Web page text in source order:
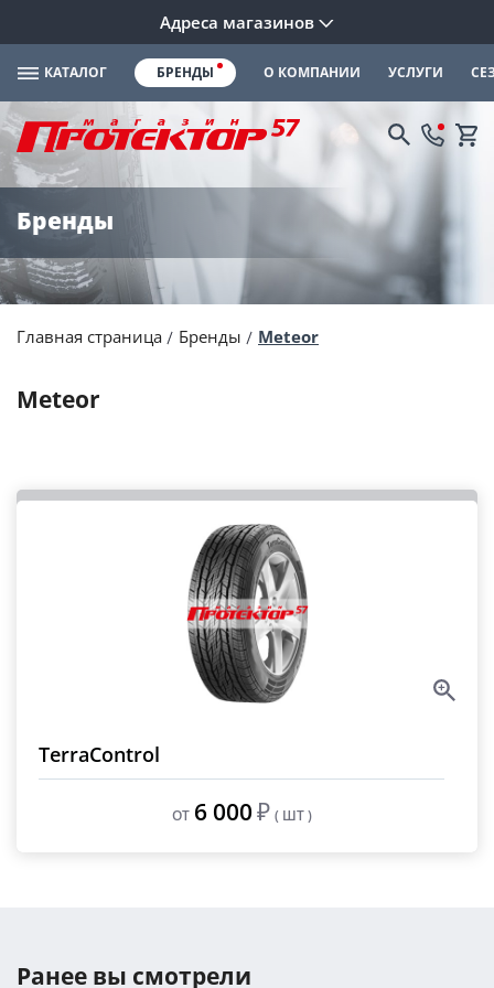
Адреса магазинов
КАТАЛОГ БРЕНДЫ О КОМПАНИИ УСЛУГИ
Бренды
Главная страница Бренды Meteor
Meteor
TerraControl
ОТ 6 000₽ ( ШТ )
Ранее вы смотрели